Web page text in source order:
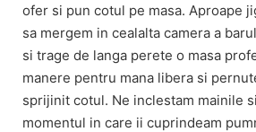
ofer si pun cotul pe masa. Aproape
sa mergem in cealalta camera a
si trage de langa perete o masa
manere pentru mana libera si
sprijinit cotul. Ne inclestam mainile
momentul in care ii cuprindeam